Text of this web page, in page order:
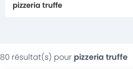
80 résultat(s) pour pizzeria truffe